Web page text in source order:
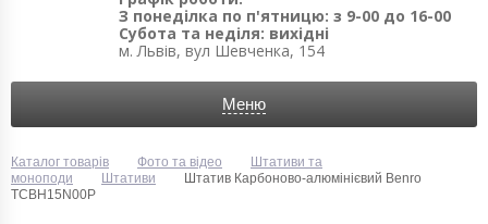
З понеділка по п'ятницю: з 9-00 до 16-00
Субота та неділя: вихідні
м. Львів, вул Шевченка, 154
Меню
Каталог товарів Фото та відео
Штативи та
моноподи
Штативи
Штатив Карбоново-алюмінієвий Benro
TCBH15N00P